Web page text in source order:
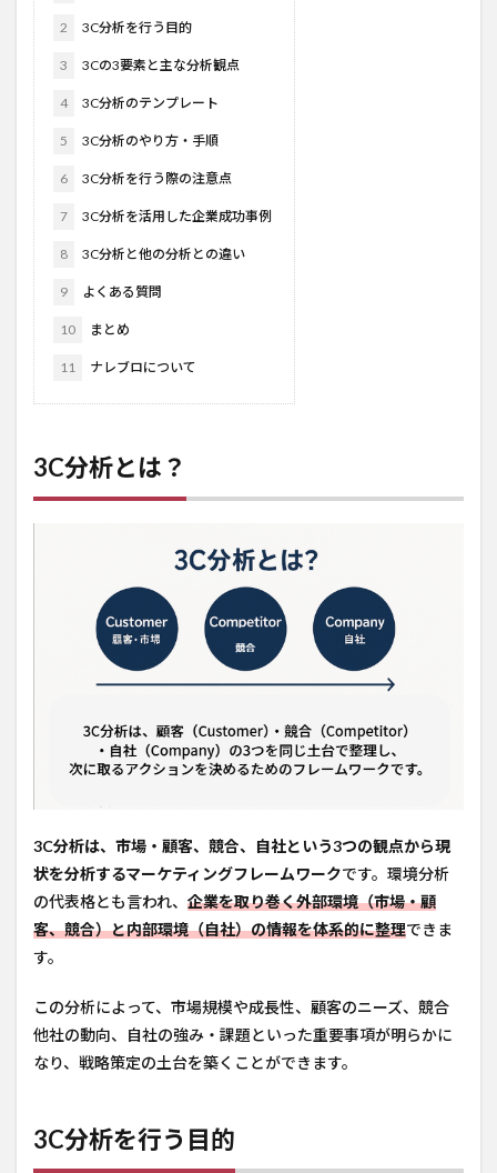
2 3C分析を行う目的
3 3Cの3要素と主な分析観点
4 3C分析のテンプレート
5 3C分析のやり方・手順
6 3C分析を行う際の注意点
7 3C分析を活用した企業成功事例
8 3C分析と他の分析との違い
9 よくある質問
10 まとめ
11 ナレブロについて
3C分析とは？
3C分析は、市場・顧客、競合、自社という3つの観点から現
状を分析するマーケティングフレームワークです。環境分析
の代表格とも言われ、 企業を取り巻く外部環境（市場・顧
客、競合）と内部環境（自社）の情報を体系的に整理できま
す。
この分析によって、市場規模や成長性、顧客のニーズ、競合
他社の動向、自社の強み・課題といった重要事項が明らかに
なり、戦略策定の土台を築くことができます。
3C分析を行う目的